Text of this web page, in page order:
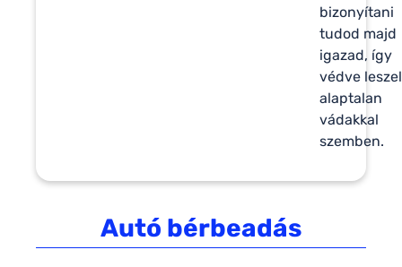
bizonyítani
tudod majd
igazad, így
védve
alaptalan
vádakkal
szemben.
Autó bérbeadás